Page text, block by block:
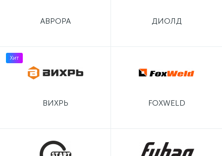
АВРОРА ДИОЛД
Хит
ВИХРЬ FOXWELD